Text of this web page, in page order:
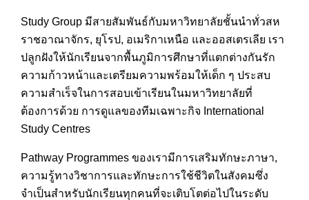
Study Group มีสายสัมพันธ์กับมหาวิทยาลัยชั้นนำทั่วสห
ราชอาณาจักร, ยุโรป, อเมริกาเหนือ และออสเตรเลีย เรา
ปลูกฝังให้นักเรียนจากพื้นภูมิการศึกษาที่แตกต่างกันรัก
ความก้าวหน้าและเตรียมความพร้อมให้เด็ก ๆ ประสบ
ความสำเร็จในการสอบเข้าเรียนในมหาวิทยาลัยที่
ต้องการด้วย การดูแลของทีมเฉพาะกิจ International
Study Centres
Pathway Programmes ของเรามีการเสริมทักษะภาษา,
ความรู้ทางวิชาการและทักษะการใช้ชีวิตในสังคมซึ่ง
จำเป็นสำหรับนักเรียนทุกคนที่จะเติบโตต่อไปในระดับ